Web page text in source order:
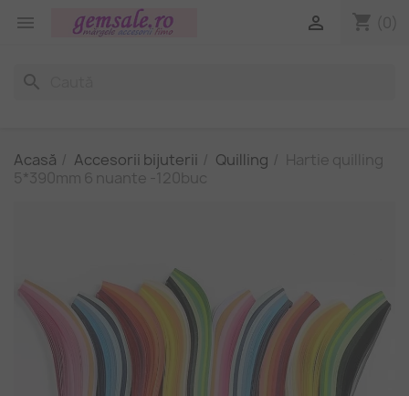
 shopping_cart (0)

search
Acasă Accesorii bijuterii Quilling
Hartie quilling
5*390mm 6 nuante -120buc